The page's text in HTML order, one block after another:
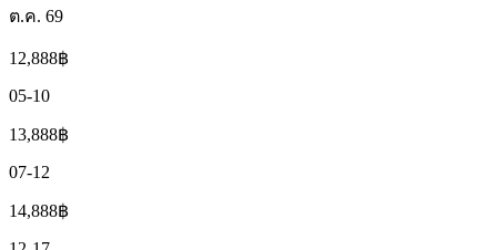
ต.ค. 69
12,888฿
05-10
13,888฿
07-12
14,888฿